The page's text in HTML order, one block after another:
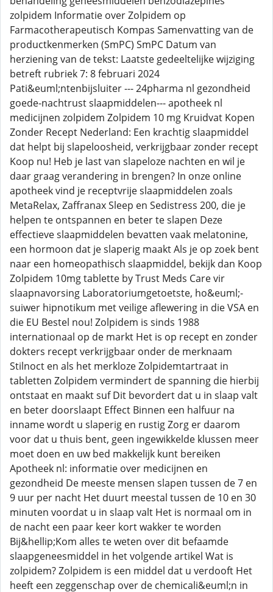
zolpidem Informatie over Zolpidem op
Farmacotherapeutisch Kompas Samenvatting van de
productkenmerken (SmPC) SmPC Datum van
herziening van de tekst: Laatste gedeeltelijke wijziging
betreft rubriek 7: 8 februari 2024
Pati&euml;ntenbijsluiter --- 24pharma nl gezondheid
goede-nachtrust slaapmiddelen--- apotheek nl
medicijnen zolpidem Zolpidem 10 mg Kruidvat Kopen
Zonder Recept Nederland: Een krachtig slaapmiddel
dat helpt bij slapeloosheid, verkrijgbaar zonder recept
Koop nu! Heb je last van slapeloze nachten en wil je
daar graag verandering in brengen? In onze online
apotheek vind je receptvrije slaapmiddelen zoals
MetaRelax, Zaffranax Sleep en Sedistress 200, die je
helpen te ontspannen en beter te slapen Deze
effectieve slaapmiddelen bevatten vaak melatonine,
een hormoon dat je slaperig maakt Als je op zoek bent
naar een homeopathisch slaapmiddel, bekijk dan Koop
Zolpidem 10mg tablette by Trust Meds Care vir
slaapnavorsing Laboratoriumgetoetste, ho&euml;-
suiwer hipnotikum met veilige aflewering in die VSA en
die EU Bestel nou! Zolpidem is sinds 1988
internationaal op de markt Het is op recept en zonder
dokters recept verkrijgbaar onder de merknaam
Stilnoct en als het merkloze Zolpidemtartraat in
tabletten Zolpidem vermindert de spanning die hierbij
ontstaat en maakt suf Dit bevordert dat u in slaap valt
en beter doorslaapt Effect Binnen een halfuur na
inname wordt u slaperig en rustig Zorg er daarom
voor dat u thuis bent, geen ingewikkelde klussen meer
moet doen en uw bed makkelijk kunt bereiken
Apotheek nl: informatie over medicijnen en
gezondheid De meeste mensen slapen tussen de 7 en
9 uur per nacht Het duurt meestal tussen de 10 en 30
minuten voordat u in slaap valt Het is normaal om in
de nacht een paar keer kort wakker te worden
Bij&hellip;Kom alles te weten over dit befaamde
slaapgeneesmiddel in het volgende artikel Wat is
zolpidem? Zolpidem is een middel dat u verdooft Het
heeft een zeggenschap over de chemicali&euml;n in